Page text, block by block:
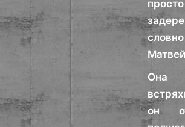
просто
он